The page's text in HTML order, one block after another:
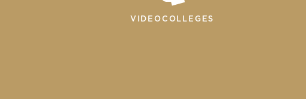
VIDEOCOLLEGES